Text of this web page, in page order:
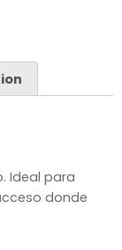
Ideal para
donde